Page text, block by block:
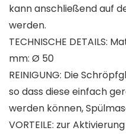
kann anschließend auf
werden.
TECHNISCHE DETAILS:
mm: Ø 50
REINIGUNG: Die
so dass diese einfach
werden können,
VORTEILE: zur